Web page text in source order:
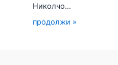
Николчо…
продолжи »